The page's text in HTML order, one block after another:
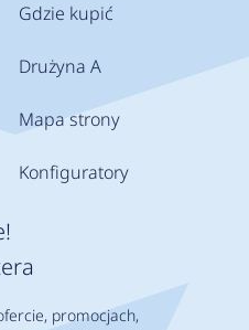
Gdzie kupić
Drużyna A
Mapa strony
Konfiguratory
promocjach,